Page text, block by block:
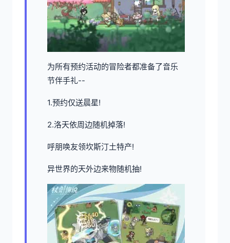
为所有预约活动的冒险者都准备了音乐
节伴手礼--
1.预约仅送晨星!
2.洛天依周边随机掉落!
呼朋唤友领坎斯汀土特产!
异世界的天外边来物随机抽!